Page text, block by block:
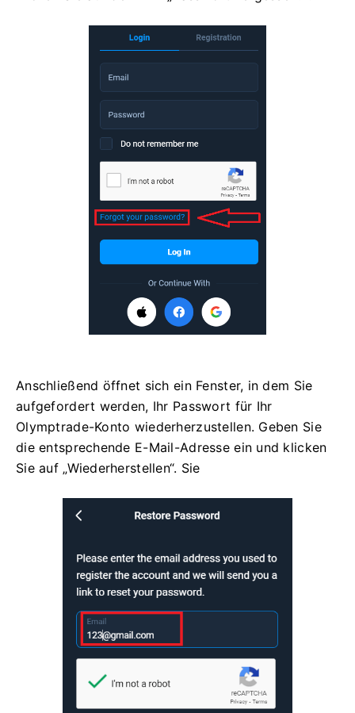
Anschließend öffnet sich ein Fenster, in dem Sie
aufgefordert werden, Ihr Passwort für Ihr
Olymptrade-Konto wiederherzustellen. Geben Sie
die entsprechende E-Mail-Adresse ein und klicken
Sie auf „Wiederherstellen“. Sie